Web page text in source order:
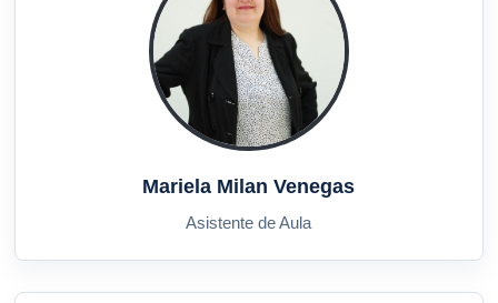
Mariela Milan Venegas
Asistente de Aula